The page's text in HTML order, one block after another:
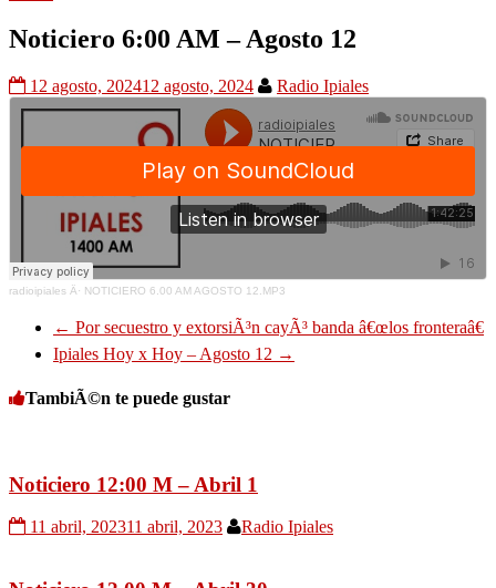
Noticiero 6:00 AM – Agosto 12
12 agosto, 202412 agosto, 2024 Radio Ipiales
radioipiales Â· NOTICIERO 6.00 AM AGOSTO 12.MP3
← Por secuestro y extorsiÃ³n cayÃ³ banda â€œlos fronteraâ€
Ipiales Hoy x Hoy – Agosto 12 →
TambiÃ©n te puede gustar
Noticiero 12:00 M – Abril 1
11 abril, 202311 abril, 2023 Radio Ipiales